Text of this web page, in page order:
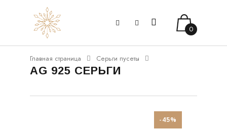
0
Главная страница Серьги пусеты
AG 925 СЕРЬГИ
-45%